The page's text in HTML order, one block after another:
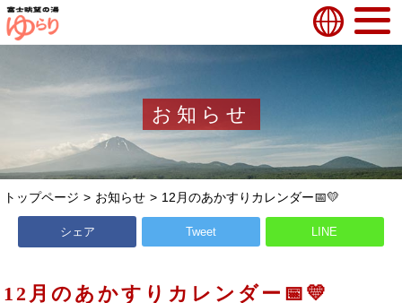
お知らせ
トップページ お知らせ 12月のあかすりカレンダー📅💛
シェア Tweet LINE
12月のあかすりカレンダー📅💛